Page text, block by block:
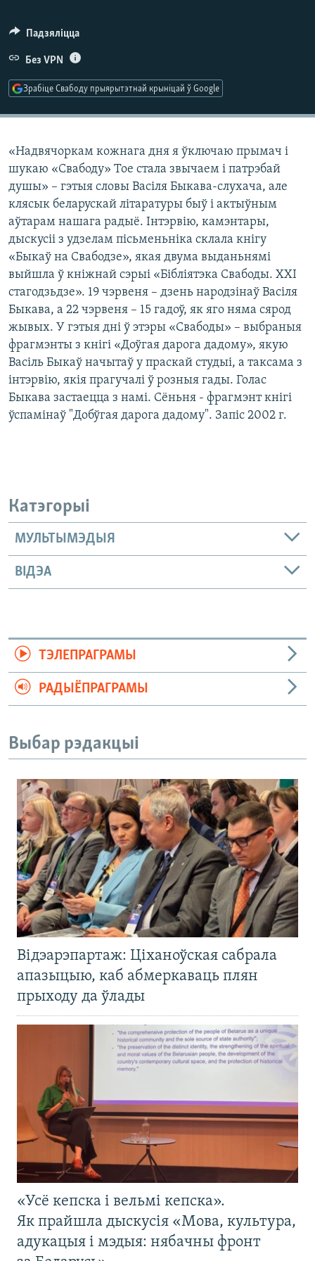
КАЛЯНДАР
НА ХВАЛЯХ СВАБОДЫ
Падзяліцца
Без VPN
Зрабіце Свабоду прыярытэтнай крыніцай ў Google
«Надвячоркам кожнага дня я ўключаю прымач і
шукаю «Свабоду» Тое стала звычаем і патрэбай
душы» – гэтыя словы Васіля Быкава-слухача, але
клясык беларускай літаратуры быў і актыўным
аўтарам нашага радыё. Інтэрвію, камэнтары,
дыскусіі з удзелам пісьменьніка склала кнігу
«Быкаў на Свабодзе», якая двума выданьнямі
выйшла ў кніжнай сэрыі «Бібліятэка Свабоды. XXI
стагодзьдзе». 19 чэрвеня – дзень народзінаў Васіля
Быкава, а 22 чэрвеня – 15 гадоў, як яго няма сярод
жывых. У гэтыя дні ў этэры «Свабоды» – выбраныя
фрагмэнты з кнігі «Доўгая дарога дадому», якую
Васіль Быкаў начытаў у праскай студыі, а таксама з
інтэрвію, якія прагучалі ў розныя гады. Голас
Быкава застаецца з намі. Сёньня - фрагмэнт кнігі
ўспамінаў "Добўгая дарога дадому". Запіс 2002 г.
Катэгорыі
МУЛЬТЫМЭДЫЯ
ВІДЭА
ТЭЛЕПРАГРАМЫ
РАДЫЁПРАГРАМЫ
Выбар рэдакцыі
Відэарэпартаж: Ціханоўская сабрала
апазыцыю, каб абмеркаваць плян
прыходу да ўлады
«Усё кепска і вельмі кепска».
Як прайшла дыскусія «Мова, культура,
адукацыя і мэдыя: нябачны фронт